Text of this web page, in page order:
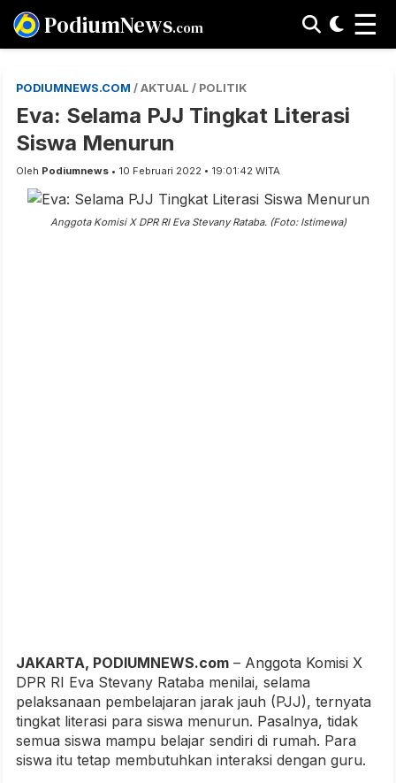
PodiumNews.com ☰
PODIUMNEWS.COM / AKTUAL / POLITIK
Eva: Selama PJJ Tingkat Literasi
Siswa Menurun
Oleh Podiumnews • 10 Februari 2022 • 19:01:42 WITA
Anggota Komisi X DPR RI Eva Stevany Rataba. (Foto: Istimewa)
JAKARTA, PODIUMNEWS.com – Anggota Komisi X
DPR RI Eva Stevany Rataba menilai, selama
pelaksanaan pembelajaran jarak jauh (PJJ), ternyata
tingkat literasi para siswa menurun. Pasalnya, tidak
semua siswa mampu belajar sendiri di rumah. Para
siswa itu tetap membutuhkan interaksi dengan guru.